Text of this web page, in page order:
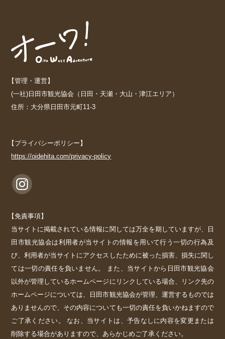
【管理・運営】
(一社)日田市観光協会（日田・天瀬・大山・津江エリア）
住所：大分県日田市元町11-3
【プライバシーポリシー】
https://oidehita.com/privacy-policy
【免責事項】
当サイトに掲載されている情報に関しては万全を期していますが、日
田市観光協会は利用者が当サイトの情報を用いて行う一切の行為及
び、利用者が当サイトにアクセスしたために被った損害、損失に関し
ては一切の責任を負いません。 また、当サイトから日田市観光協会
以外が管理しているホームページにリンクしている場合、リンク先の
ホームページについては、日田市観光協会が管理、運営するものでは
ありませんので、その内容についても一切の責任を負いかねますので
ご了承ください。 なお、当サイトは、予告なしに内容を変更または
削除する場合がありますので、あらかじめご了承ください。